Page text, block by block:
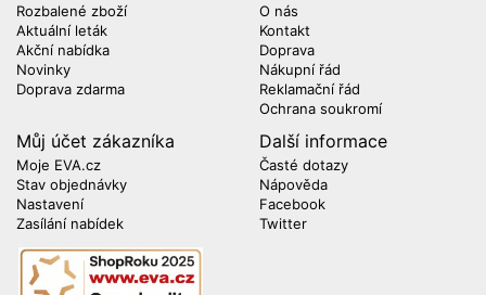
Rozbalené zboží
Aktuální leták
Akční nabídka
Novinky
Doprava zdarma
O nás
Kontakt
Doprava
Nákupní řád
Reklamační řád
Ochrana soukromí
Můj účet zákazníka
Moje EVA.cz
Stav objednávky
Nastavení
Zasílání nabídek
Další informace
Časté dotazy
Nápověda
Facebook
Twitter